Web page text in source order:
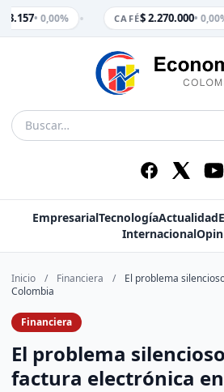
3.157• 0,00% CAFÉ$ 2.270.000• 0,00%
EmpresarialTecnologíaActualidad
Internacional
Inicio / Financiera /
El problema
Colombia
Financiera
El problema
factura electrónica